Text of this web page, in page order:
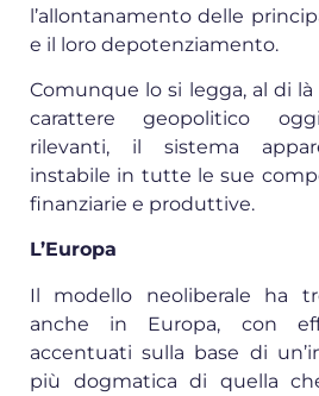
l’allontanamento delle
e il loro depotenziamento.
Comunque lo si legga, al di
carattere geopolitico
rilevanti, il sistema
instabile in tutte le sue
finanziarie e produttive.
L’Europa
Il modello neoliberale ha
anche in Europa, con
accentuati sulla base di
più dogmatica di quella